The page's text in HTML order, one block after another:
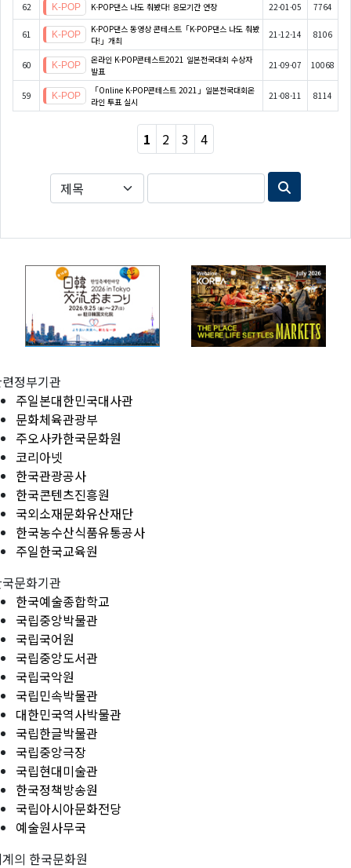
62 K-POP댄스 나도 춰봤다! 응모기간 연장 22-01-05 7764
61
K-POP댄스 동영상 콘테스트「K-POP댄스 나도 춰봤
다!」개최
21-12-14 8106
60
온라인 K-POP콘테스트2021 일본전국대회 수상자
발표
21-09-07 10068
59
「Online K-POP콘테스트 2021」일본전국대회온
라인 투표 실시
21-08-11 8114
1 2 3 4
정부기관
주일본대한민국대사관
문화체육관광부
주오사카한국문화원
코리아넷
한국관광공사
한국콘텐츠진흥원
국외소재문화유산재단
한국농수산식품유통공사
주일한국교육원
문화기관
한국예술종합학교
국립중앙박물관
국립국어원
국립중앙도서관
국립국악원
국립민속박물관
대한민국역사박물관
국립한글박물관
국립중앙극장
국립현대미술관
한국정책방송원
국립아시아문화전당
예술원사무국
의 한국문화원